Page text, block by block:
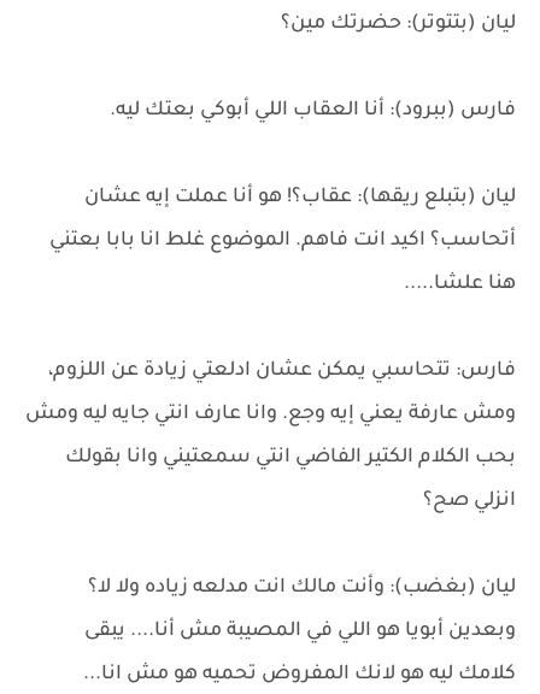
ليان (بتتوتر): حضرتك مين؟
فارس (ببرود): أنا العقاب اللي أبوكي بعتك ليه.
ليان (بتبلع ريقها): عقاب؟! هو أنا عملت إيه عشان
أتحاسب؟ اكيد انت فاهم. الموضوع غلط انا بابا بعتني
هنا علشا.....
فارس: تتحاسبي يمكن عشان ادلعتي زيادة عن اللزوم،
ومش عارفة يعني إيه وجع. وانا عارف انتي جايه ليه ومش
بحب الكلام الكتير الفاضي انتي سمعتيني وانا بقولك
انزلي صح؟
ليان (بغضب): وأنت مالك انت مدلعه زياده ولا لا؟
وبعدين أبويا هو اللي في المصيبة مش أنا.... يبقى
كلامك ليه هو لانك المفروض تحميه هو مش انا...